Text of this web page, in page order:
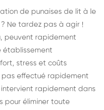
de punaises de lit à le
Ne tardez pas à agir !
peuvent rapidement
établissement
stress et coûts
pas effectué rapidement
rapidement dans
pour éliminer toute